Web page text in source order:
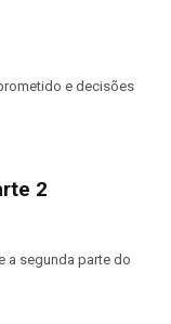
e decisões
2
a segunda parte do